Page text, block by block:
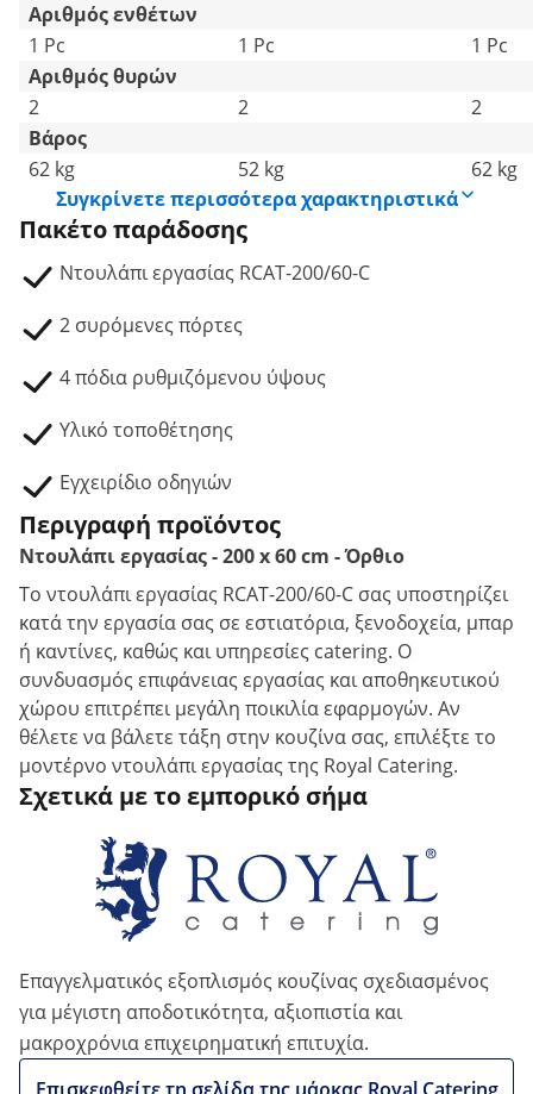
Αριθμός ενθέτων
1 Pc
1 Pc
1 Pc
Αριθμός θυρών
2
2
2
Βάρος
62 kg
52 kg
62 kg
Συγκρίνετε περισσότερα χαρακτηριστικά
Πακέτο παράδοσης
Ντουλάπι εργασίας RCAT-200/60-C
2 συρόμενες πόρτες
4 πόδια ρυθμιζόμενου ύψους
Υλικό τοποθέτησης
Εγχειρίδιο οδηγιών
Περιγραφή προϊόντος
Ντουλάπι εργασίας - 200 x 60 cm - Όρθιο
Το ντουλάπι εργασίας RCAT-200/60-C σας υποστηρίζει
κατά την εργασία σας σε εστιατόρια, ξενοδοχεία, μπαρ
ή καντίνες, καθώς και υπηρεσίες catering. Ο
συνδυασμός επιφάνειας εργασίας και αποθηκευτικού
χώρου επιτρέπει μεγάλη ποικιλία εφαρμογών. Αν
θέλετε να βάλετε τάξη στην κουζίνα σας, επιλέξτε το
μοντέρνο ντουλάπι εργασίας της Royal Catering.
Σχετικά με το εμπορικό σήμα
Επαγγελματικός εξοπλισμός κουζίνας σχεδιασμένος
για μέγιστη αποδοτικότητα, αξιοπιστία και
μακροχρόνια επιχειρηματική επιτυχία.